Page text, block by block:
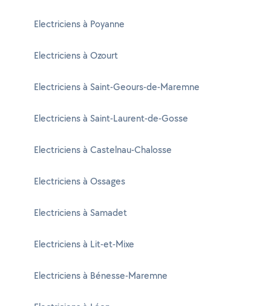
Electriciens à Poyanne
Electriciens à Ozourt
Electriciens à Saint-Geours-de-Maremne
Electriciens à Saint-Laurent-de-Gosse
Electriciens à Castelnau-Chalosse
Electriciens à Ossages
Electriciens à Samadet
Electriciens à Lit-et-Mixe
Electriciens à Bénesse-Maremne